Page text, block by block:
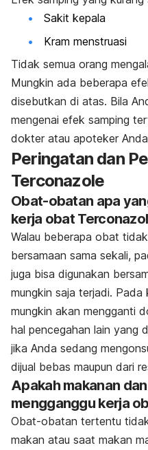
Sakit kepala
Kram menstruasi
Tidak semua orang
Mungkin ada beberapa
disebutkan di atas. Bila
mengenai efek samping
dokter atau apoteker
Peringatan dan
Terconazole
Obat-obatan apa
kerja obat
Walau beberapa obat
bersamaan sama sekali,
juga bisa digunakan
mungkin saja terjadi.
mungkin akan mengganti
hal pencegahan lain yang
jika Anda sedang
dijual bebas maupun dari
Apakah makanan
mengganggu kerja
Obat-obatan tertentu
makan atau saat makan